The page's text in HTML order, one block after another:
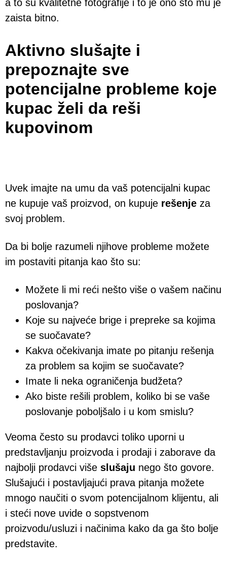
a to su kvalitetne fotografije i to je ono što mu je
zaista bitno.
Aktivno slušajte i
prepoznajte sve
potencijalne probleme koje
kupac želi da reši
kupovinom
Uvek imajte na umu da vaš potencijalni kupac
ne kupuje vaš proizvod, on kupuje rešenje za
svoj problem.
Da bi bolje razumeli njihove probleme možete
im postaviti pitanja kao što su:
Možete li mi reći nešto više o vašem načinu
poslovanja?
Koje su najveće brige i prepreke sa kojima
se suočavate?
Kakva očekivanja imate po pitanju rešenja
za problem sa kojim se suočavate?
Imate li neka ograničenja budžeta?
Ako biste rešili problem, koliko bi se vaše
poslovanje poboljšalo i u kom smislu?
Veoma često su prodavci toliko uporni u
predstavljanju proizvoda i prodaji i zaborave da
najbolji prodavci više slušaju nego što govore.
Slušajući i postavljajući prava pitanja možete
mnogo naučiti o svom potencijalnom klijentu, ali
i steći nove uvide o sopstvenom
proizvodu/usluzi i načinima kako da ga što bolje
predstavite.